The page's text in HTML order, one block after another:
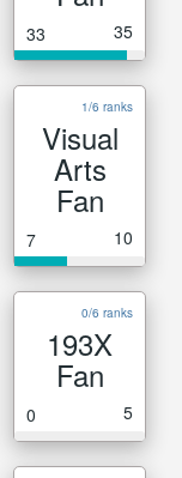
33 35
1/6 ranks
Visual
Arts
Fan
7 10
0/6 ranks
193X
Fan
0 5